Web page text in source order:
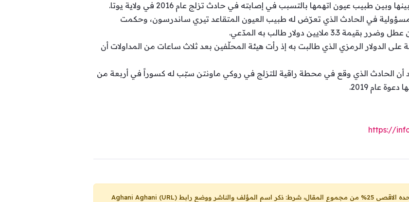
طبيب عيون اتهمها بالتسبب في إصابته في حادث تزلج عام 2016 في ولاية يوتا.
مسؤولية في الحادث الذي تعرّض له طبيب العيون المتقاعد تيري ساندرسون، وحكمت
دولار طالب به المدّعي.
الدولار الرمزي الذي طالبت به إذ رأت هيئة المحلّفين بعد ثلاث ساعات من المداولات أن
البالغ من العمر 76 عاماً، أكّد أن الحادث الذي وقع في محطة راقية للتزلج في روكي ماونتن سبّب له كسوراً في أربعة من
عام 2019.
https://
والناشر ووضع رابط
Aghani Aghani (URL)